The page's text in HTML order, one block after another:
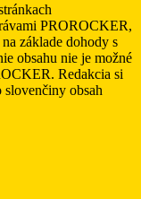
PROROCKER,
základe dohody s
obsahu nie je možné
Redakcia si
obsah